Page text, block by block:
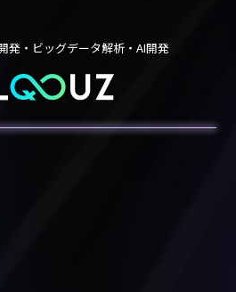
発・ビッグデータ解析・AI開発